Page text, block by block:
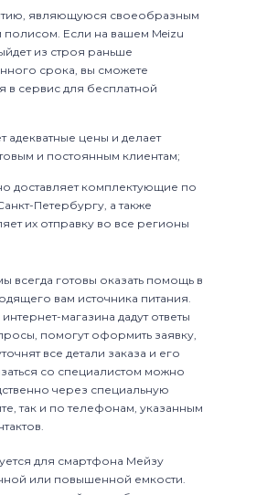
являющуюся своеобразным
полисом. Если на вашем Meizu
из строя раньше
срока, вы сможете
в сервис для бесплатной
адекватные цены и делает
и постоянным клиентам;
доставляет комплектующие по
Петербургу, а также
их отправку во все регионы
всегда готовы оказать помощь в
вам источника питания.
магазина дадут ответы
помогут оформить заявку,
все детали заказа и его
со специалистом можно
через специальную
так и по телефонам, указанным
для смартфона Мейзу
или повышенной емкости.